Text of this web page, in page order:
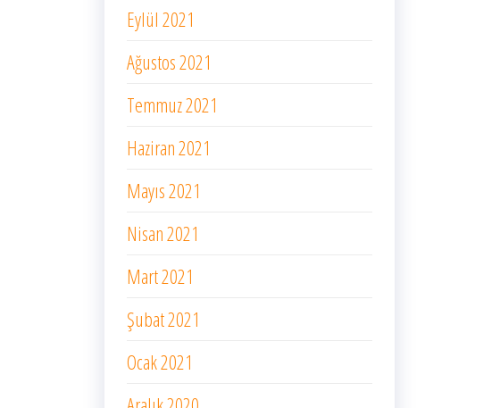
Eylül 2021
Ağustos 2021
Temmuz 2021
Haziran 2021
Mayıs 2021
Nisan 2021
Mart 2021
Şubat 2021
Ocak 2021